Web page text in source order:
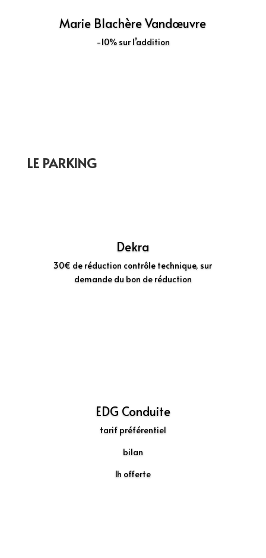
Marie Blachère Vandœuvre
-10% sur l’addition
LE PARKING
Dekra
30€ de réduction contrôle technique, sur
demande du bon de réduction
EDG Conduite
tarif préférentiel
bilan
1h offerte